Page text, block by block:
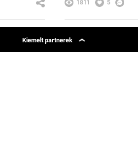
1811 5
Kiemelt partnerek